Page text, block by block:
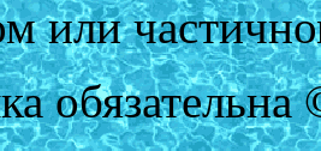
или